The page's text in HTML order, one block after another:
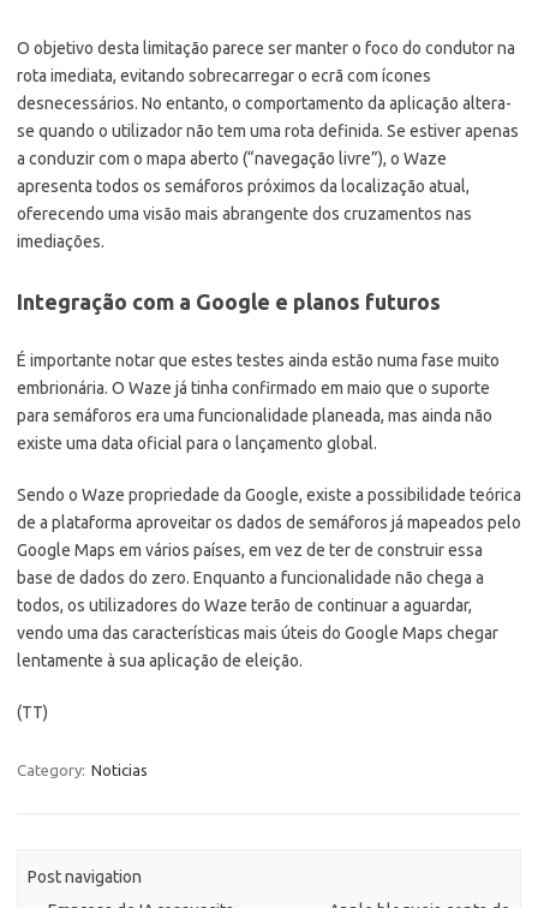
O objetivo desta limitação parece ser manter o foco do condutor na
rota imediata, evitando sobrecarregar o ecrã com ícones
desnecessários. No entanto, o comportamento da aplicação altera-
se quando o utilizador não tem uma rota definida. Se estiver apenas
a conduzir com o mapa aberto (“navegação livre”), o Waze
apresenta todos os semáforos próximos da localização atual,
oferecendo uma visão mais abrangente dos cruzamentos nas
imediações.
Integração com a Google e planos futuros
É importante notar que estes testes ainda estão numa fase muito
embrionária. O Waze já tinha confirmado em maio que o suporte
para semáforos era uma funcionalidade planeada, mas ainda não
existe uma data oficial para o lançamento global.
Sendo o Waze propriedade da Google, existe a possibilidade teórica
de a plataforma aproveitar os dados de semáforos já mapeados pelo
Google Maps em vários países, em vez de ter de construir essa
base de dados do zero. Enquanto a funcionalidade não chega a
todos, os utilizadores do Waze terão de continuar a aguardar,
vendo uma das características mais úteis do Google Maps chegar
lentamente à sua aplicação de eleição.
(TT)
Category: Noticias
Post navigation